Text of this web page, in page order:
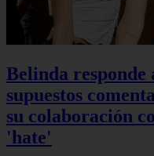
Belinda responde
supuestos
su colaboración
'hate'